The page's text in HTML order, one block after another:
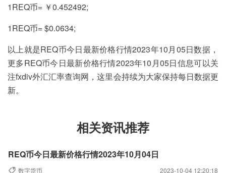
1REQ币= ￥0.452492;
1REQ币= $0.0634;
以上就是REQ币今日最新价格行情2023年10月05日数据，
更多REQ币今日最新价格行情2023年10月05日信息可以关
注fxdiv外汇汇率查询网，这里会持续为大家保持每日数据更
新。
相关资讯推荐
REQ币今日最新价格行情2023年10月04日
数字货币 2023-10-04 12:20:18